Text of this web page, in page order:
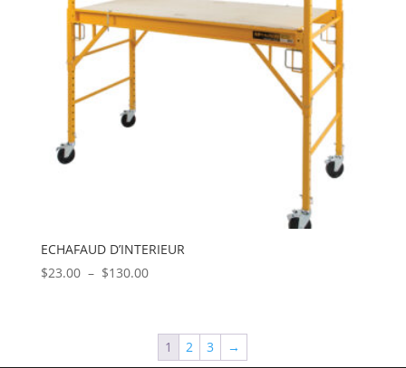
ECHAFAUD D’INTERIEUR
$23.00 – $130.00Plage
$23.00
1 2 3 →